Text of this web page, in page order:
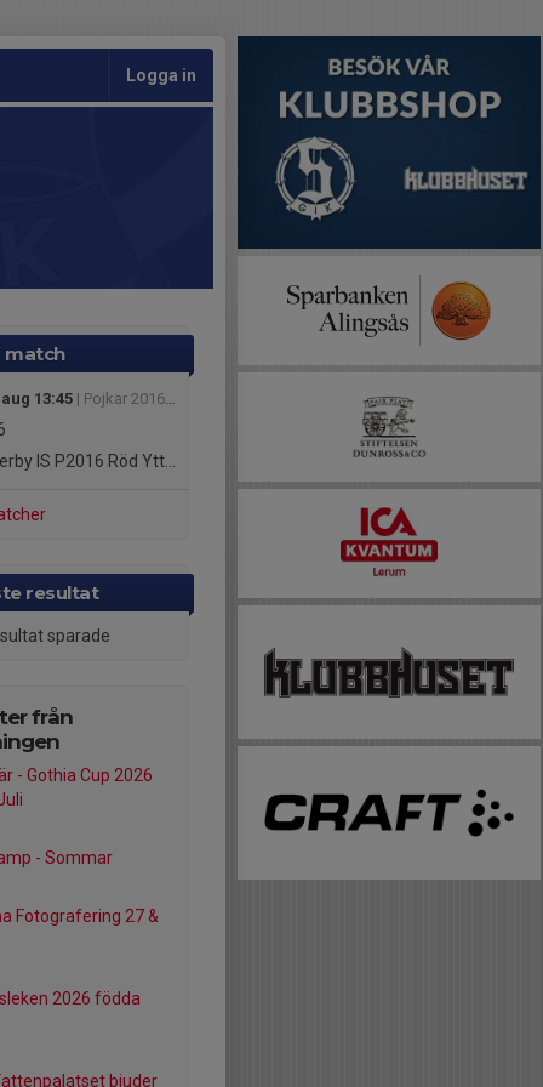
Logga in
match
13:45 | Pojkar 2016(10 år) Grupp A Höst
IS P2016 Röd Ytterby IS P2016 Röd
resultat
sparade
från
- Gothia Cup 2026
- Sommar
Fotografering 27 &
2026 födda
bjuder